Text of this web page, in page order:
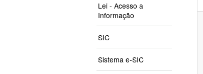
Lei - Acesso a
Informação
SIC
Sistema e-SIC